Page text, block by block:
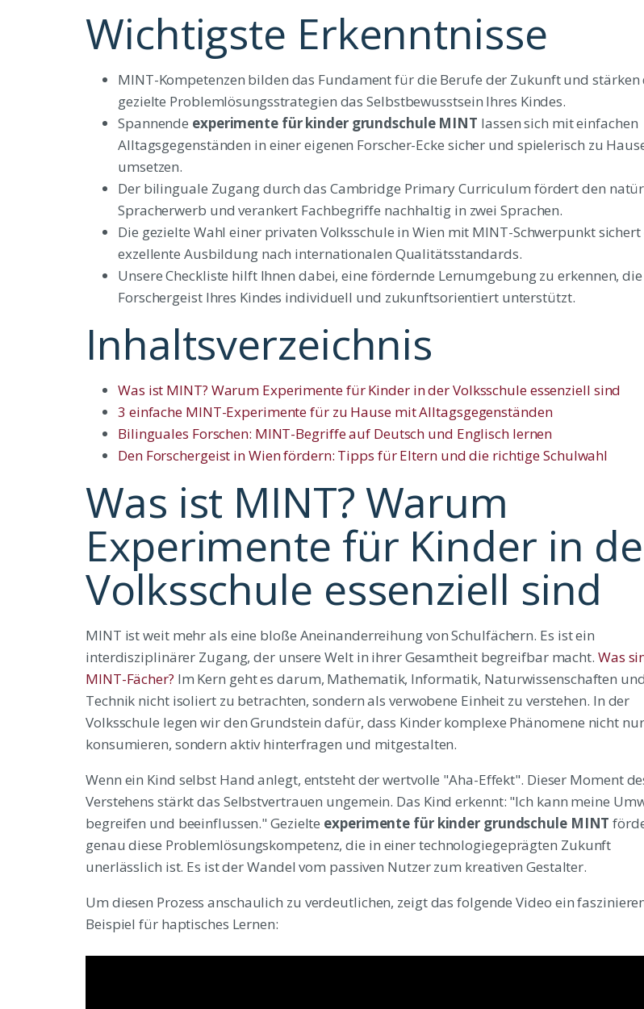
Wichtigste Erkenntnisse
MINT-Kompetenzen bilden das Fundament für die Berufe der Zukunft und stärken
gezielte Problemlösungsstrategien das Selbstbewusstsein Ihres Kindes.
Spannende experimente für kinder grundschule MINT lassen sich mit einfachen
Alltagsgegenständen in einer eigenen Forscher-Ecke sicher und spielerisch zu
umsetzen.
Der bilinguale Zugang durch das Cambridge Primary Curriculum fördert den
Spracherwerb und verankert Fachbegriffe nachhaltig in zwei Sprachen.
Die gezielte Wahl einer privaten Volksschule in Wien mit MINT-Schwerpunkt sichert
exzellente Ausbildung nach internationalen Qualitätsstandards.
Unsere Checkliste hilft Ihnen dabei, eine fördernde Lernumgebung zu erkennen,
Forschergeist Ihres Kindes individuell und zukunftsorientiert unterstützt.
Inhaltsverzeichnis
Was ist MINT? Warum Experimente für Kinder in der Volksschule essenziell sind
3 einfache MINT-Experimente für zu Hause mit Alltagsgegenständen
Bilinguales Forschen: MINT-Begriffe auf Deutsch und Englisch lernen
Den Forschergeist in Wien fördern: Tipps für Eltern und die richtige Schulwahl
Was ist MINT? Warum
Experimente für Kinder in
Volksschule essenziell sind
MINT ist weit mehr als eine bloße Aneinanderreihung von Schulfächern. Es ist ein
interdisziplinärer Zugang, der unsere Welt in ihrer Gesamtheit begreifbar macht. Was
MINT-Fächer? Im Kern geht es darum, Mathematik, Informatik, Naturwissenschaften und
Technik nicht isoliert zu betrachten, sondern als verwobene Einheit zu verstehen. In der
Volksschule legen wir den Grundstein dafür, dass Kinder komplexe Phänomene nicht nur
konsumieren, sondern aktiv hinterfragen und mitgestalten.
Wenn ein Kind selbst Hand anlegt, entsteht der wertvolle "Aha-Effekt". Dieser Moment
Verstehens stärkt das Selbstvertrauen ungemein. Das Kind erkennt: "Ich kann meine
begreifen und beeinflussen." Gezielte experimente für kinder grundschule MINT
genau diese Problemlösungskompetenz, die in einer technologiegeprägten Zukunft
unerlässlich ist. Es ist der Wandel vom passiven Nutzer zum kreativen Gestalter.
Um diesen Prozess anschaulich zu verdeutlichen, zeigt das folgende Video ein
Beispiel für haptisches Lernen: